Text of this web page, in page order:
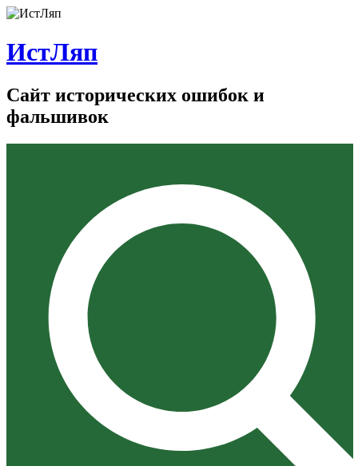
ИстЛяп
Сайт исторических ошибок и
фальшивок